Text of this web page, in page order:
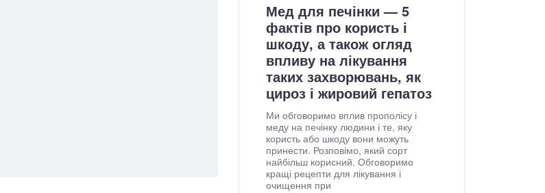
Мед для печінки — 5
фактів про користь і
шкоду, а також огляд
впливу на лікування
таких захворювань, як
цироз і жировий гепатоз
Ми обговоримо вплив прополісу і
меду на печінку людини і те, яку
користь або шкоду вони можуть
принести. Розповімо, який сорт
найбільш корисний. Обговоримо
кращі рецепти для лікування і
очищення при